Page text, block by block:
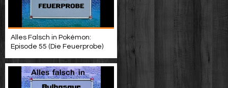
Alles Falsch in Pokémon:
Episode 55 (Die Feuerprobe)